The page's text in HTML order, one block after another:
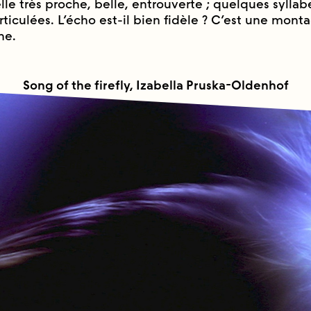
très proche, belle, entrouverte ; quelques
L’écho est-il bien fidèle ? C’est une
Song of the firefly, Izabella Pruska-Oldenhof